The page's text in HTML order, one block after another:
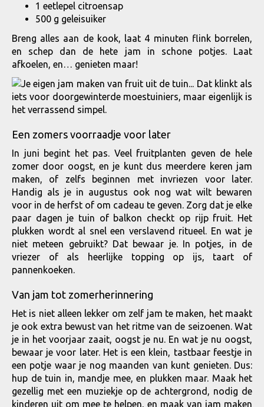
1 eetlepel citroensap
500 g geleisuiker
Breng alles aan de kook, laat 4 minuten flink borrelen,
en schep dan de hete jam in schone potjes. Laat
afkoelen, en… genieten maar!
Een zomers voorraadje voor later
In juni begint het pas. Veel fruitplanten geven de hele
zomer door oogst, en je kunt dus meerdere keren jam
maken, of zelfs beginnen met invriezen voor later.
Handig als je in augustus ook nog wat wilt bewaren
voor in de herfst of om cadeau te geven. Zorg dat je elke
paar dagen je tuin of balkon checkt op rijp fruit. Het
plukken wordt al snel een verslavend ritueel. En wat je
niet meteen gebruikt? Dat bewaar je. In potjes, in de
vriezer of als heerlijke topping op ijs, taart of
pannenkoeken.
Van jam tot zomerherinnering
Het is niet alleen lekker om zelf jam te maken, het maakt
je ook extra bewust van het ritme van de seizoenen. Wat
je in het voorjaar zaait, oogst je nu. En wat je nu oogst,
bewaar je voor later. Het is een klein, tastbaar feestje in
een potje waar je nog maanden van kunt genieten. Dus:
hup de tuin in, mandje mee, en plukken maar. Maak het
gezellig met een muziekje op de achtergrond, nodig de
kinderen uit om mee te helpen, en maak van jam maken